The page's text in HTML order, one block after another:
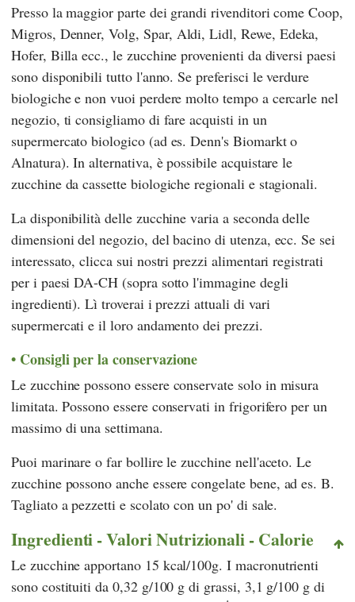
Presso la maggior parte dei grandi rivenditori comeCoop,
Migros, Denner,Volg, Spar, Aldi,Lidl, Rewe, Edeka,
Hofer, Billa ecc., le zucchine provenienti da diversi paesi
sono disponibili tutto l'anno. Se preferisci le verdure
biologiche e non vuoi perdere molto tempo a cercarle nel
negozio, ti consigliamo di fare acquisti in un
supermercato biologico (ad es.Denn's Biomarkto
Alnatura). In alternativa, è possibile acquistare le
zucchine da cassette biologiche regionali e stagionali.
La disponibilità delle zucchine varia a seconda delle
dimensioni del negozio, del bacino di utenza, ecc. Se sei
interessato, clicca sui nostri prezzi alimentari registrati
per i paesi DA-CH (sopra sotto l'immagine degli
ingredienti). Lì troverai i prezzi attuali di vari
supermercati e il loro andamento dei prezzi.
Consigli per la conservazione
Le zucchine possono essere conservate solo in misura
limitata. Possono essere conservati in frigorifero per un
massimo di una settimana.
Puoi marinare o far bollire le zucchine nell'aceto. Le
zucchine possono anche essere congelate bene, ad es. B.
Tagliato a pezzetti e scolato con un po' di sale.
Ingredienti - Valori Nutrizionali - Calorie
Le zucchine apportano 15 kcal/100g. I macronutrienti
sono costituiti da 0,32 g/100 g di grassi, 3,1 g/100 g di